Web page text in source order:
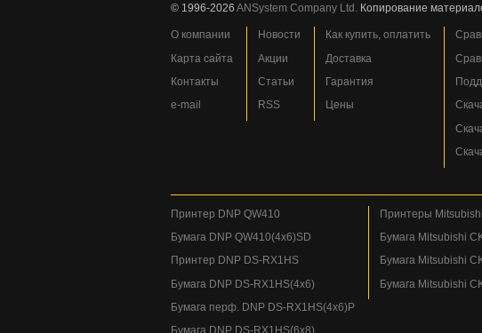
© 1996-2026 ANSystem Company Ltd. Копирование
О компании
Карта сайта
Контакты
e-mail
Новости
Акции
Статьи
RSS
Как купить, оплатить
Доставка
Гарантия
Цены
Принтер DNP QW410
Бумага DNP QW410(4x6)SD
Принтер DNP DS-RX1HS
Бумага DNP DS-RX1HS(4x6)
Бумага перф. DNP DS-RX1HS(4x6)P
Принтеры Mitsubishi
Бумага Mitsubishi
Бумага Mitsubishi
Бумага Mitsubishi